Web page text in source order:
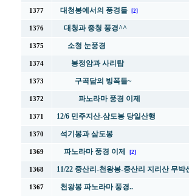
1377 대청봉에서의 풍경들 [2]
1376 대청과 중청 풍경^^
1375 소청 눈풍경
1374 봉정암과 사리탑
1373 구곡담의 빙폭들~
1372 파노라마 풍경 이제
1371 12/6 민주지산-삼도봉 당일산행
1370 석기봉과 삼도봉
1369 파노라마 풍경 이제 [2]
1368 11/22 중산리-천왕봉-중산리 지리산 무
1367 천왕봉 파노라마 풍경..